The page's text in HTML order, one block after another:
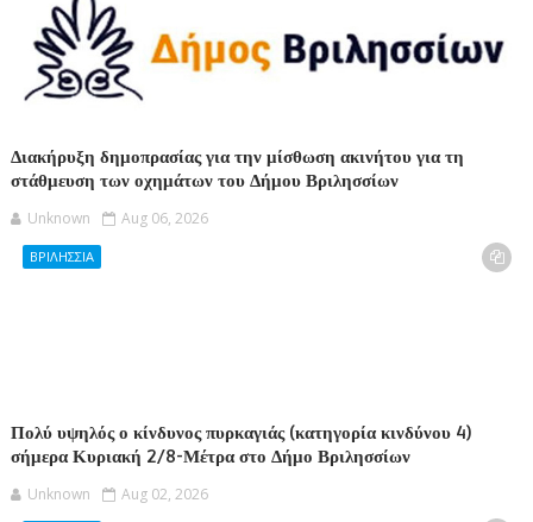
Διακήρυξη δημοπρασίας για την μίσθωση ακινήτου για τη
στάθμευση των οχημάτων του Δήμου Βριλησσίων
Unknown Aug 06, 2026
ΒΡΙΛΗΣΣΙΑ
Πολύ υψηλός ο κίνδυνος πυρκαγιάς (κατηγορία κινδύνου 4)
σήμερα Κυριακή 2/8-Μέτρα στο Δήμο Βριλησσίων
Unknown Aug 02, 2026